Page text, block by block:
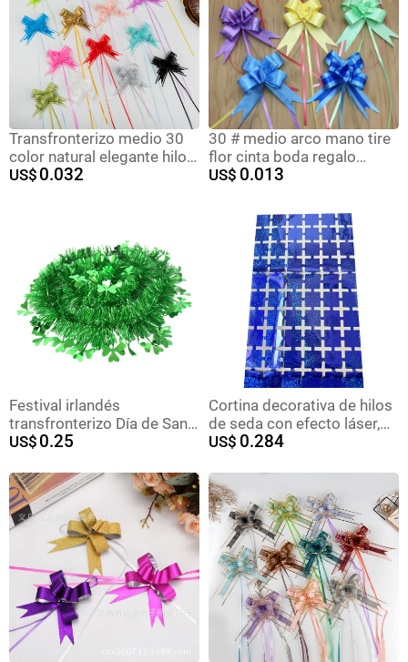
Transfronterizo medio 30
color natural elegante hilo
de nieve dibujado a mano
US$ 0.032
30 # medio arco mano tire
flor cinta boda regalo
auxiliar material flores
manija tire flor Decoración
US$ 0.013
Festival irlandés
transfronterizo Día de San
Patricio SaintPatrick trébol
de color
US$ 0.25
Cortina decorativa de hilos
de seda con efecto láser,
para fondo de fiesta
US$ 0.284